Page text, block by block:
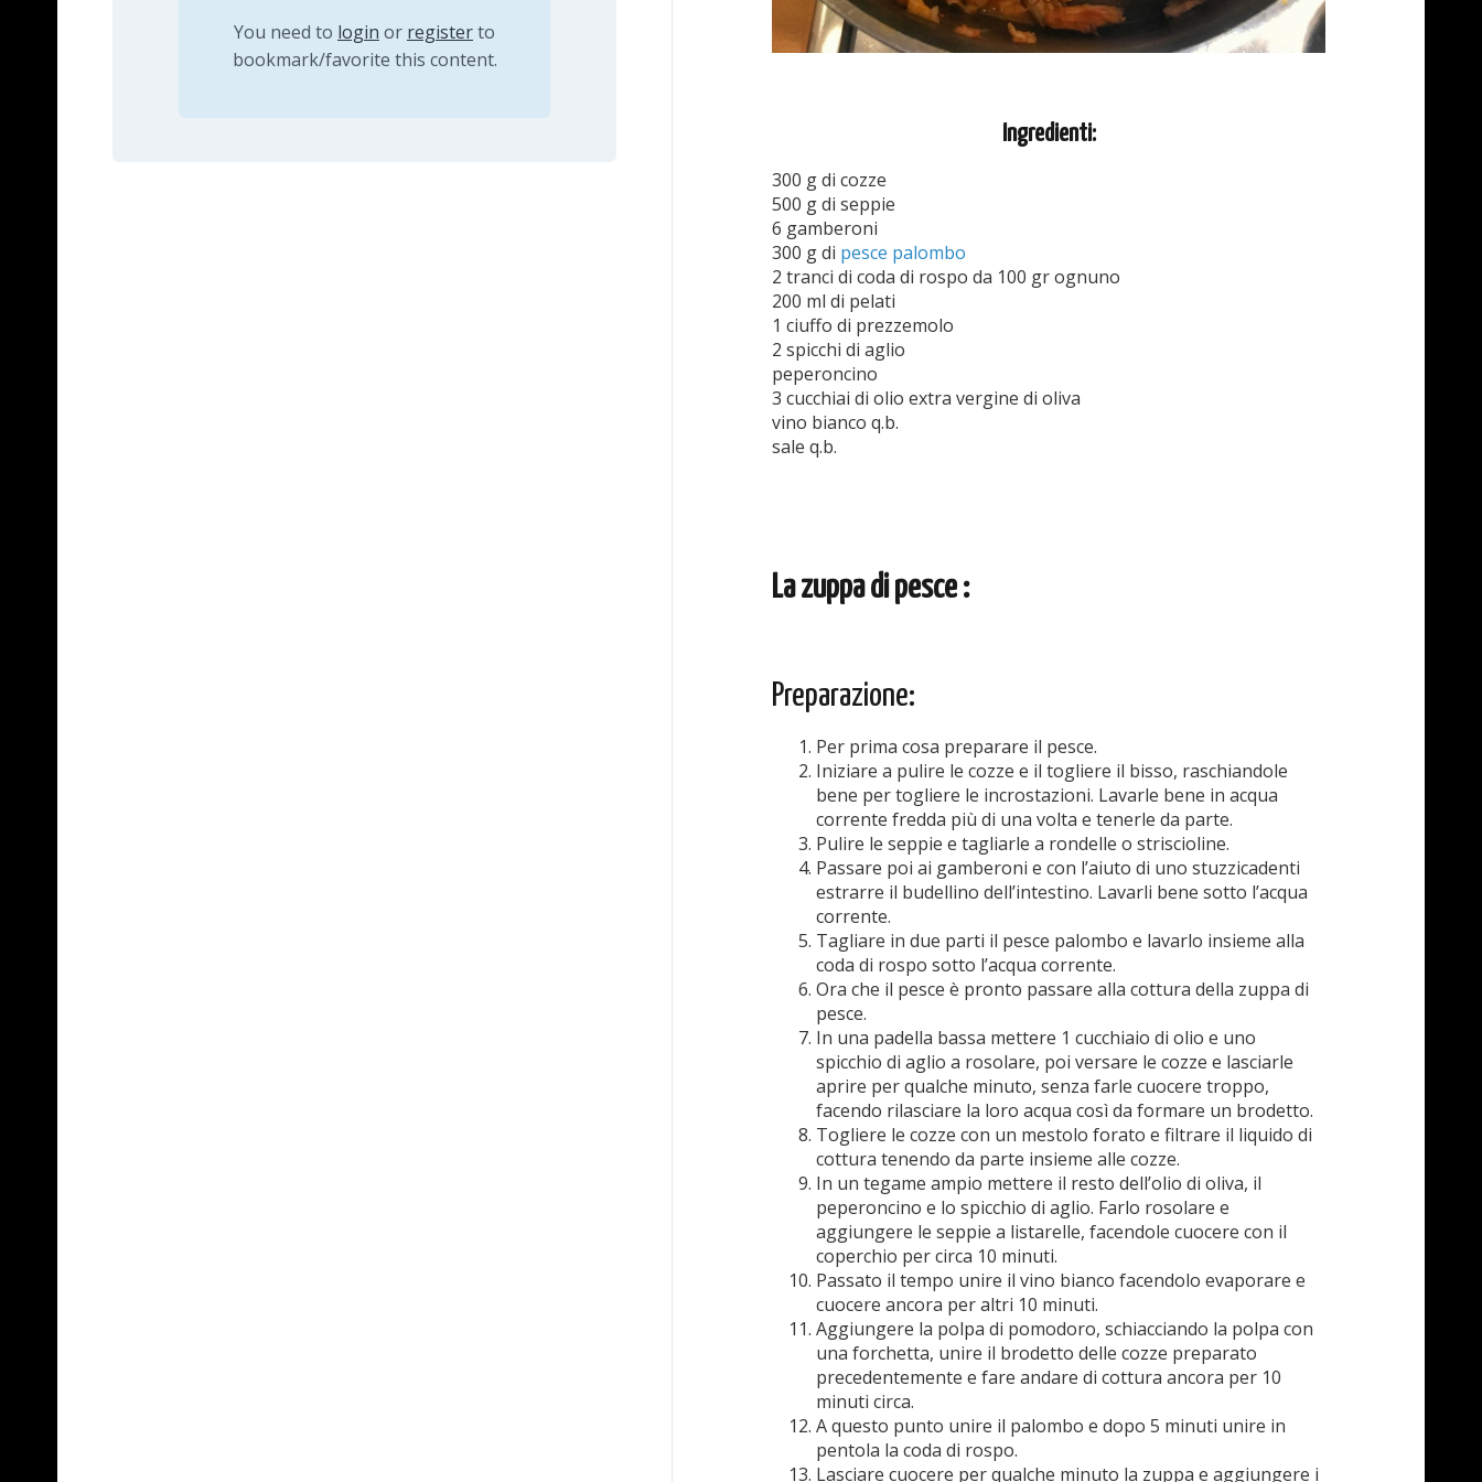
You need to login or registerto
bookmark/favorite this content.
Ingredienti:
300 g di cozze
500 g di seppie
6 gamberoni
300 g di pesce palombo
2 tranci di coda di rospo da 100 gr ognuno
200 ml di pelati
1 ciuffo di prezzemolo
2 spicchi di aglio
peperoncino
3 cucchiai di olio extra vergine di oliva
vino bianco q.b.
sale q.b.
La zuppa di pesce :
Preparazione:
Per prima cosa preparare il pesce.
Iniziare a pulire le cozze e il togliere il bisso, raschiandole
bene per togliere le incrostazioni. Lavarle bene in acqua
corrente fredda più di una volta e tenerle da parte.
Pulire le seppie e tagliarle a rondelle o striscioline.
Passare poi ai gamberoni e con l’aiuto di uno stuzzicadenti
estrarre il budellino dell’intestino. Lavarli bene sotto l’acqua
corrente.
Tagliare in due parti il pesce palombo e lavarlo insieme alla
coda di rospo sotto l’acqua corrente.
Ora che il pesce è pronto passare alla cottura della zuppa di
pesce.
In una padella bassa mettere 1 cucchiaio di olio e uno
spicchio di aglio a rosolare, poi versare le cozze e lasciarle
aprire per qualche minuto, senza farle cuocere troppo,
facendo rilasciare la loro acqua così da formare un brodetto.
Togliere le cozze con un mestolo forato e filtrare il liquido di
cottura tenendo da parte insieme alle cozze.
In un tegame ampio mettere il resto dell’olio di oliva, il
peperoncino e lo spicchio di aglio. Farlo rosolare e
aggiungere le seppie a listarelle, facendole cuocere con il
coperchio per circa 10 minuti.
Passato il tempo unire il vino bianco facendolo evaporare e
cuocere ancora per altri 10 minuti.
Aggiungere la polpa di pomodoro, schiacciando la polpa con
una forchetta, unire il brodetto delle cozze preparato
precedentemente e fare andare di cottura ancora per 10
minuti circa.
A questo punto unire il palombo e dopo 5 minuti unire in
pentola la coda di rospo.
Lasciare cuocere per qualche minuto la zuppa e aggiungere i